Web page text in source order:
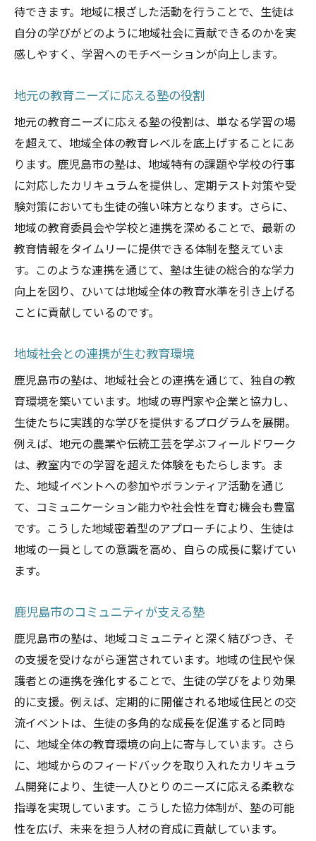
待できます。地域に根ざした活動を行うことで、生徒は
自分の学びがどのように地域社会に貢献できるのかを実
感しやすく、学習へのモチベーションが向上します。
地元の教育ニーズに応える塾の役割
地元の教育ニーズに応える塾の役割は、単なる学習の場
を超えて、地域全体の教育レベルを底上げすることにあ
ります。鹿児島市の塾は、地域特有の課題や学校の行事
に対応したカリキュラムを提供し、定期テスト対策や受
験対策においても生徒の強い味方となります。さらに、
地域の教育委員会や学校と連携を深めることで、最新の
教育情報をタイムリーに提供できる体制を整えていま
す。このような連携を通じて、塾は生徒の総合的な学力
向上を図り、ひいては地域全体の教育水準を引き上げる
ことに貢献しているのです。
地域社会との連携が生む教育環境
鹿児島市の塾は、地域社会との連携を通じて、独自の教
育環境を築いています。地域の専門家や企業と協力し、
生徒たちに実践的な学びを提供するプログラムを展開。
例えば、地元の農業や伝統工芸を学ぶフィールドワーク
は、教室内での学習を超えた体験をもたらします。ま
た、地域イベントへの参加やボランティア活動を通じ
て、コミュニケーション能力や社会性を育む機会も豊富
です。こうした地域密着型のアプローチにより、生徒は
地域の一員としての意識を高め、自らの成長に繋げてい
ます。
鹿児島市のコミュニティが支える塾
鹿児島市の塾は、地域コミュニティと深く結びつき、そ
の支援を受けながら運営されています。地域の住民や保
護者との連携を強化することで、生徒の学びをより効果
的に支援。例えば、定期的に開催される地域住民との交
流イベントは、生徒の多角的な成長を促進すると同時
に、地域全体の教育環境の向上に寄与しています。さら
に、地域からのフィードバックを取り入れたカリキュラ
ム開発により、生徒一人ひとりのニーズに応える柔軟な
指導を実現しています。こうした協力体制が、塾の可能
性を広げ、未来を担う人材の育成に貢献しています。